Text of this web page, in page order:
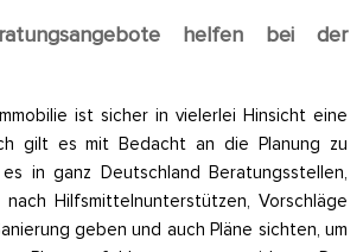
helfen bei der
ist sicher in vielerlei Hinsicht eine
gilt es mit Bedacht an die Planung zu
in ganz Deutschland Beratungsstellen,
Hilfsmittelnunterstützen, Vorschläge
geben und auch Pläne sichten, um